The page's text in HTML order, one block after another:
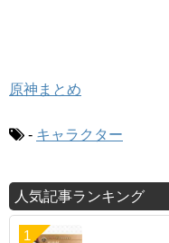
原神まとめ
- キャラクター
人気記事ランキング